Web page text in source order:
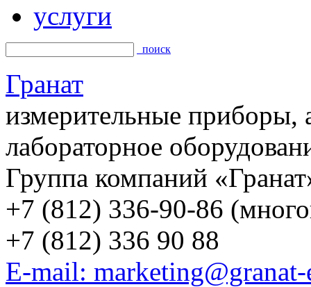
услуги
поиск
Гранат
измерительные приборы,
лабораторное
Группа компаний
+7 (812) 336-90-86
+7 (812) 336 90 88
E-mail: